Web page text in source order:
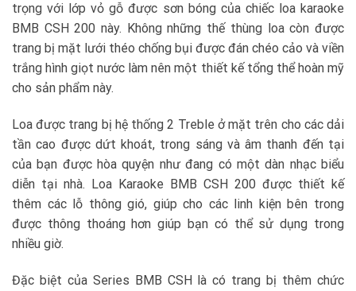
trọng với lớp vỏ gỗ được sơn bóng của chiếc loa karaoke
BMB CSH 200 này. Không những thế thùng loa còn được
trang bị mặt lưới théo chống bụi được đán chéo cảo và viền
trắng hình giọt nước làm nên một thiết kế tổng thể hoàn mỹ
cho sản phẩm này.
Loa được trang bị hệ thống 2 Treble ở mặt trên cho các dải
tần cao được dứt khoát, trong sáng và âm thanh đến tại
của bạn được hòa quyện như đang có một dàn nhạc biểu
diễn tại nhà. Loa Karaoke BMB CSH 200 được thiết kế
thêm các lỗ thông gió, giúp cho các linh kiện bên trong
được thông thoáng hơn giúp bạn có thể sử dụng trong
nhiều giờ.
Đặc biệt của Series BMB CSH là có trang bị thêm chức